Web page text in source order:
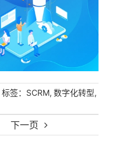
下一页
标签： SCRM, 数字化转型,